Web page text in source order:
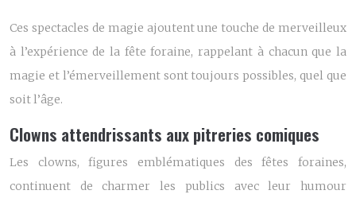
Ces spectacles de magie ajoutent une touche de merveilleux
à l’expérience de la fête foraine, rappelant à chacun que la
magie et l’émerveillement sont toujours possibles, quel que
soit l’âge.
Clowns attendrissants aux pitreries comiques
Les clowns, figures emblématiques des fêtes foraines,
continuent de charmer les publics avec leur humour